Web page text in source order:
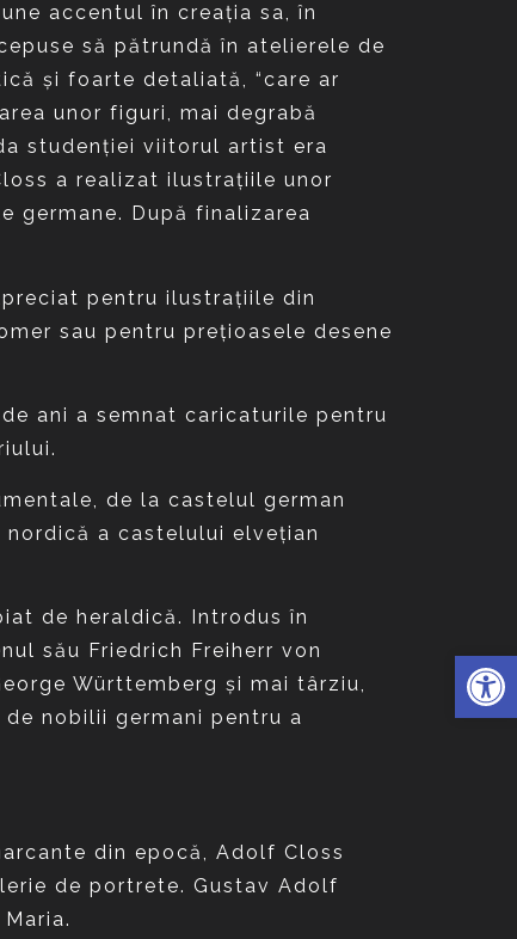
accentul în creaţia sa, în
să pătrundă în atelierele de
şi foarte detaliată, “care ar
unor figuri, mai degrabă
studenţiei viitorul artist era
a realizat ilustraţiile unor
germane. După finalizarea
pentru ilustraţiile din
sau pentru preţioasele desene
ani a semnat caricaturile pentru
de la castelul german
a castelului elveţian
de heraldică. Introdus în
său Friedrich Freiherr von
Württemberg şi mai târziu,
nobilii germani pentru a
din epocă, Adolf Closs
de portrete. Gustav Adolf